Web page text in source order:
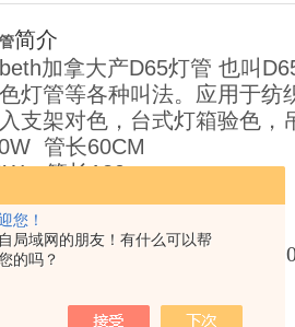
您！
局域网的朋友！有什么可以帮
的吗？
简介
加拿大产D65灯管 也叫
灯管等各种叫法。应用于纺
支架对色，台式灯箱验色，
管长60CM
，管长120cm
详细介绍：
管长60CM
牌，型号 F20T12/65 6500K